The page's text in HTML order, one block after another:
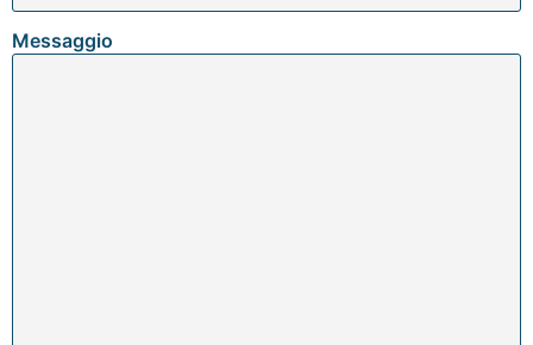
Messaggio